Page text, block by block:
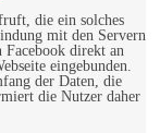
die ein solches
mit den Servern
direkt an
eingebunden.
der Daten, die
die Nutzer daher